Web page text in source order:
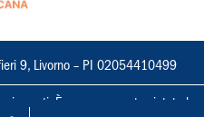
9, Livorno – PI 02054410499
È espressamente vietata la